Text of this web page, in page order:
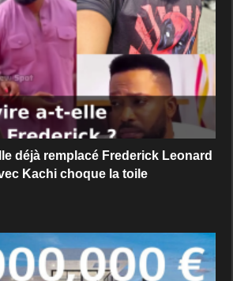
déjà remplacé Frederick Leonard
Kachi choque la toile